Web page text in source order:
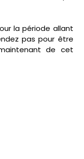
la période allant
pas pour être
de cet